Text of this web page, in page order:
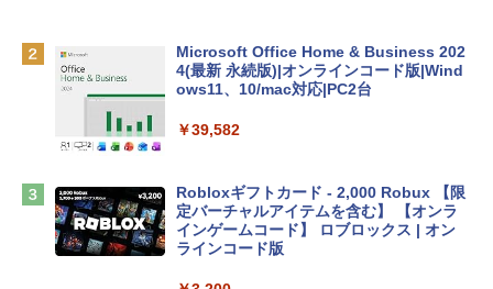
￥162,598
ンケース Dell NEC Lavie ASUS HP dyna
￥2,952
Apple 2026 MacBook Air M5チップ搭載
Microsoft Office Home & Business 202
4(最新 永続版)|オンラインコード版|Wind
ows11、10/mac対応|PC2台
￥39,582
Robloxギフトカード - 2,000 Robux 【限
定バーチャルアイテムを含む】 【オンラ
インゲームコード】 ロブロックス | オン
ラインコード版